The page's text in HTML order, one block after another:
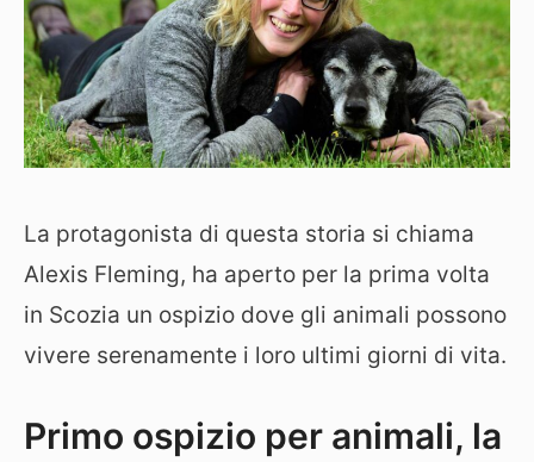
La protagonista di questa storia si chiama
Alexis Fleming, ha aperto per la prima volta
in Scozia un ospizio dove gli animali possono
vivere serenamente i loro ultimi giorni di vita.
Primo ospizio per animali, la